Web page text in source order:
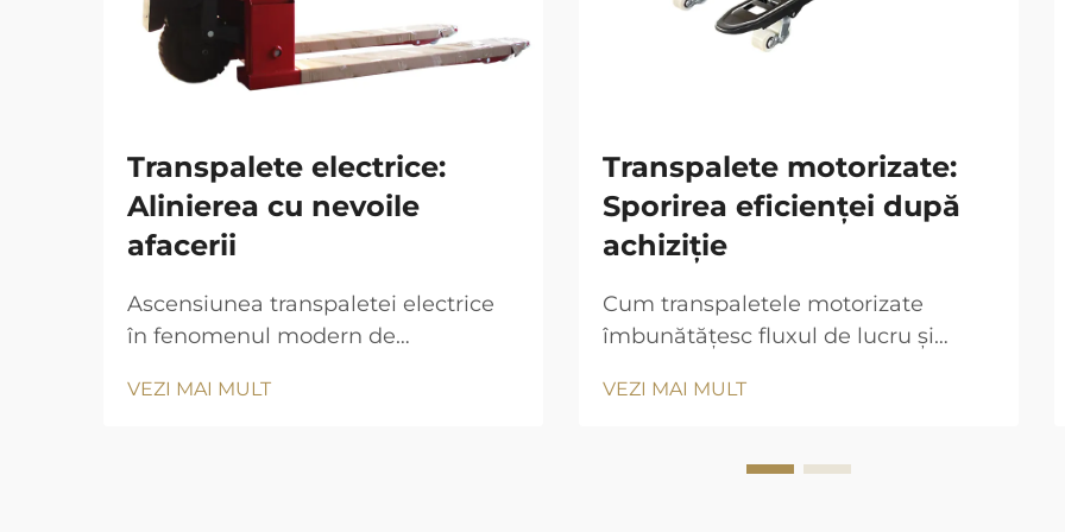
Transpalete electrice:
Alinierea cu nevoile
afacerii
Ascensiunea transpaletei electrice
în fenomenul modern de
Adoptarea tot mai frecventă a
VEZI MAI MULT
Transpalete motorizate:
Sporirea eficienței după
achiziție
Cum transpaletele motorizate
îmbunătățesc fluxul de lucru și
Principiul: Cum transpaletele
materialelor Conform Institutului de
VEZI MAI MULT